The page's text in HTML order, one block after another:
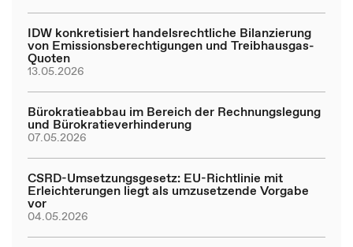
IDW konkretisiert handelsrechtliche Bilanzierung
von Emissionsberechtigungen und Treibhausgas-
Quoten
13.05.2026
Bürokratieabbau im Bereich der Rechnungslegung
und Bürokratieverhinderung
07.05.2026
CSRD-Umsetzungsgesetz: EU-Richtlinie mit
Erleichterungen liegt als umzusetzende Vorgabe
vor
04.05.2026